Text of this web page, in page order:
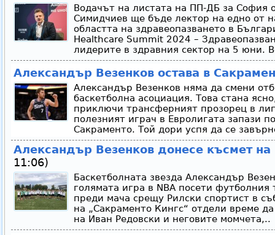
Водачът на листата на ПП-ДБ за София
Симидчиев ще бъде лектор на едно от
областта на здравеопазването в
Healthcare Summit 2024 –
лидерите в здравния сектор на 5 юни.
Александър Везенков остава в
Александър Везенков няма да смени
баскетболна асоциация. Това стана
приключи трансферният прозорец в
полезният играч в Евролигата запази
Сакраменто. Той дори успя да се
Александър Везенков донесе късмет на
11:06)
Баскетболната звезда Александър
голямата игра в NBA посети
преди мача срещу Рилски спортист в
на „Сакраменто Кингс“ отдели време
на Иван Редовски и неговите момчета,..